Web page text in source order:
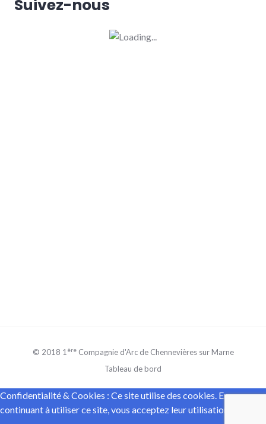
Suivez-nous
© 2018 1 èreCompagnie d'Arc de Chennevières sur Marne
Tableau de bord
Confidentialité & Cookies : Ce site utilise des cookies. En
continuant à utiliser ce site, vous acceptez leur utilisation.